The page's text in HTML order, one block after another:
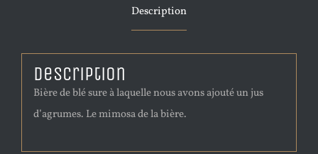
Description
Description
Bière de blé sure à laquelle nous avons ajouté un jus
d’agrumes. Le mimosa de la bière.